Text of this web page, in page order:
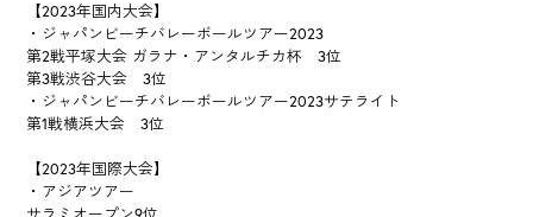
【2023年国内大会】
・ジャパンビーチバレーボールツアー2023
第2戦平塚大会 ガラナ・アンタルチカ杯 3位
第3戦渋谷大会 3位
・ジャパンビーチバレーボールツアー2023サテライト
第1戦横浜大会 3位
【2023年国際大会】
・アジアツアー